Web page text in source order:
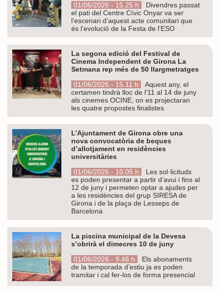
01/06/2026 - 15.25 h
Divendres passat
el pati del Centre Cívic Onyar va ser
l’escenari d’aquest acte comunitari que
és l’evolució de la Festa de l’ESO
La segona edició del Festival de
Cinema Independent de Girona La
Setmana rep més de 50 llargmetratges
01/06/2026 - 15.11 h
Aquest any, el
certamen tindrà lloc de l’11 al 14 de juny
als cinemes OCINE, on es projectaran
les quatre propostes finalistes
L’Ajuntament de Girona obre una
nova convocatòria de beques
d’allotjament en residències
universitàries
01/06/2026 - 10.05 h
Les sol·licituds
es poden presentar a partir d’avui i fins al
12 de juny i permeten optar a ajudes per
a les residències del grup SIRESA de
Girona i de la plaça de Lesseps de
Barcelona
La piscina municipal de la Devesa
s’obrirà el dimecres 10 de juny
01/06/2026 - 9.46 h
Els abonaments
de la temporada d’estiu ja es poden
tramitar i cal fer-los de forma presencial